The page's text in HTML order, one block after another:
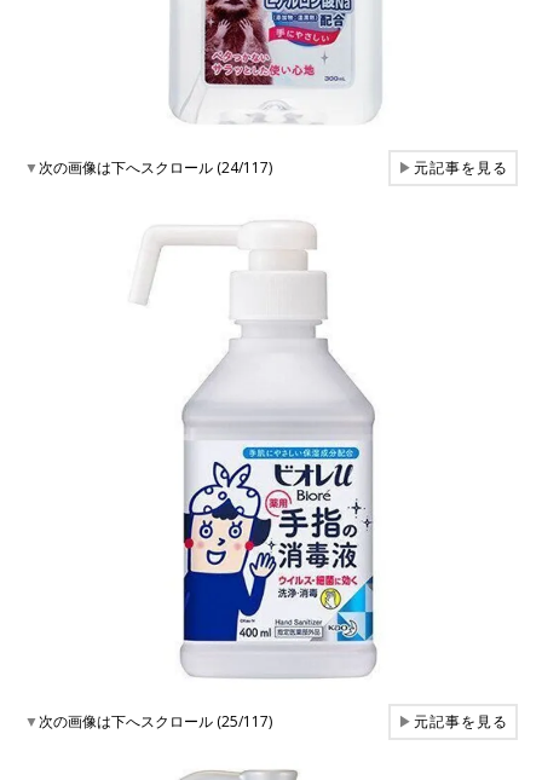
▼次の画像は下へスクロール (24/117) ▶元記事を見る
▼次の画像は下へスクロール (25/117) ▶元記事を見る